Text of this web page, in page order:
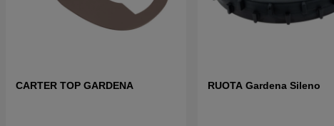
CARTER TOP GARDENA RUOTA Gardena Sileno